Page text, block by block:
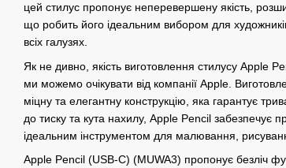
цей стилус пропонує неперевершену якість,
що робить його ідеальним вибором для
всіх галузях.
Як не дивно, якість виготовлення стилусу Apple
ми можемо очікувати від компанії Apple.
міцну та елегантну конструкцію, яка гарантує
до тиску та кута нахилу, Apple Pencil забезпечує
ідеальним інструментом для малювання,
Apple Pencil (USB-C) (MUWA3) пропонує безліч